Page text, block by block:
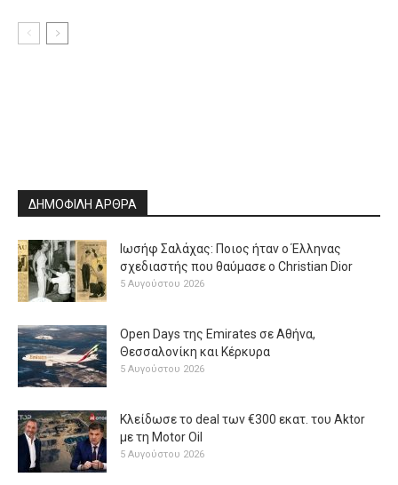
ΔΗΜΟΦΙΛΗ ΑΡΘΡΑ
Ιωσήφ Σαλάχας: Ποιος ήταν ο Έλληνας
σχεδιαστής που θαύμασε ο Christian Dior
5 Αυγούστου 2026
Open Days της Emirates σε Αθήνα,
Θεσσαλονίκη και Κέρκυρα
5 Αυγούστου 2026
Κλείδωσε το deal των €300 εκατ. του Aktor
με τη Μotor Oil
5 Αυγούστου 2026